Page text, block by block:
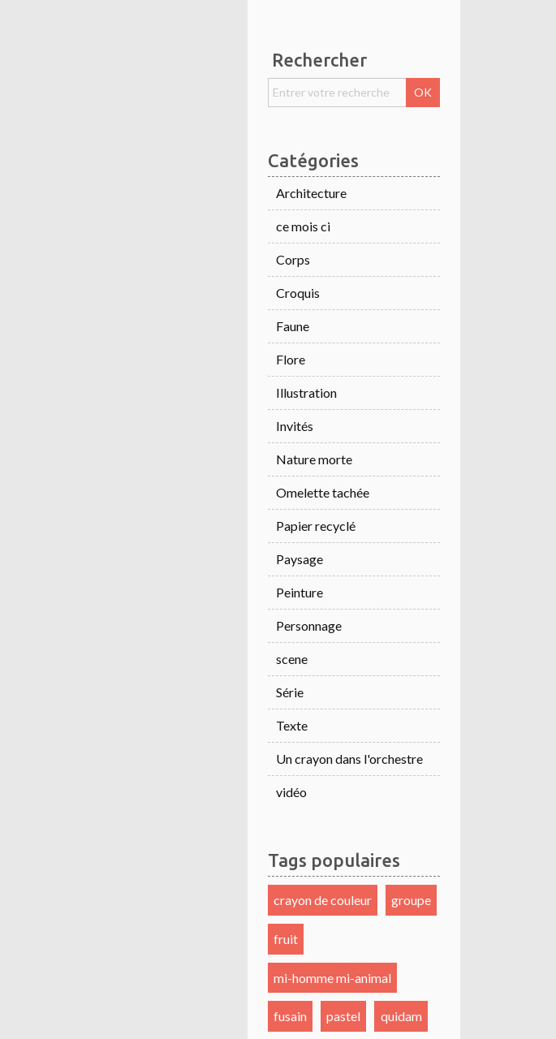
Rechercher
Catégories
Architecture
ce mois ci
Corps
Croquis
Faune
Flore
Illustration
Invités
Nature morte
Omelette tachée
Papier recyclé
Paysage
Peinture
Personnage
scene
Série
Texte
Un crayon dans l'orchestre
vidéo
Tags populaires
crayon de couleur groupe
fruit
mi-homme mi-animal
fusain pastel quidam